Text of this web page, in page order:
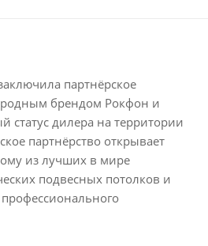
партнёрское
брендом Рокфон и
статус дилера на территории
партнёрство открывает
из лучших в мире
подвесных потолков и